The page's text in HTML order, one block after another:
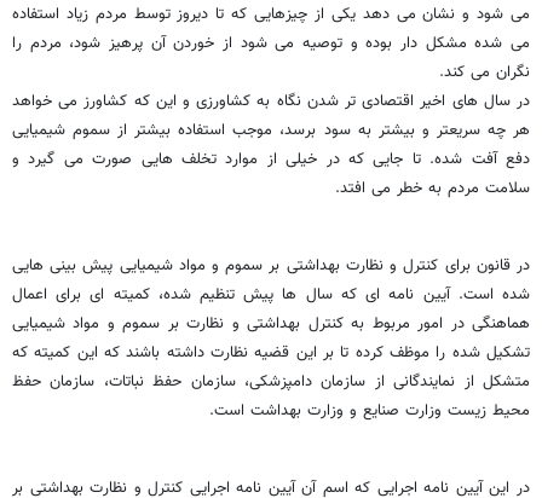
می شود و نشان می دهد یکی از چیزهایی که تا دیروز توسط مردم زیاد استفاده
می شده مشکل دار بوده و توصیه می شود از خوردن آن پرهیز شود، مردم را
نگران می کند.
در سال های اخیر اقتصادی تر شدن نگاه به کشاورزی و این که کشاورز می خواهد
هر چه سریعتر و بیشتر به سود برسد، موجب استفاده بیشتر از سموم شیمیایی
دفع آفت شده. تا جایی که در خیلی از موارد تخلف هایی صورت می گیرد و
سلامت مردم به خطر می افتد.
در قانون برای کنترل و نظارت بهداشتی بر سموم و مواد شیمیایی پیش بینی هایی
شده است. آیین نامه ای که سال ها پیش تنظیم شده، کمیته ای برای اعمال
هماهنگی در امور مربوط به کنترل بهداشتی و نظارت بر سموم و مواد شیمیایی
تشکیل شده را موظف کرده تا بر این قضیه نظارت داشته باشند که این کمیته که
متشکل از نمایندگانی از سازمان دامپزشکی، سازمان حفظ نباتات، سازمان حفظ
محیط زیست وزارت صنایع و وزارت بهداشت است.
در این آیین نامه اجرایی که اسم آن آیین نامه اجرایی کنترل و نظارت بهداشتی بر